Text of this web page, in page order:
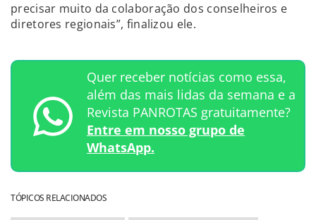
precisar muito da colaboração dos conselheiros e
diretores regionais”, finalizou ele.
Quer receber notícias como essa,
além das mais lidas da semana e a
Revista PANROTAS gratuitamente?
Entre em nosso grupo de
WhatsApp.
TÓPICOS RELACIONADOS